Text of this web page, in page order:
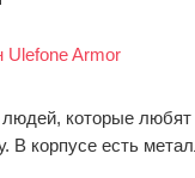
которые
В корпусе есть